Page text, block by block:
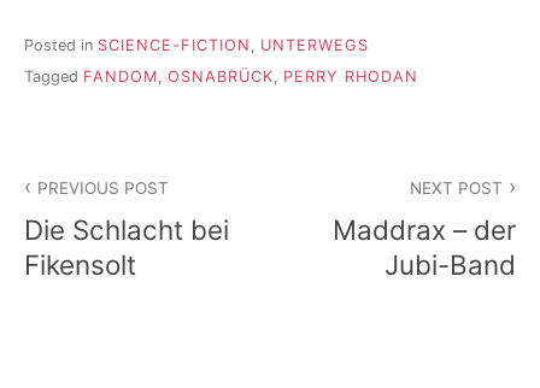
Posted in SCIENCE-FICTION
UNTERWEGS
Tagged FANDOM, OSNABRÜCK, PERRY RHODAN
PREVIOUS POST
Die Schlacht bei
Fikensolt
NEXT POST
Maddrax – der
Jubi-Band